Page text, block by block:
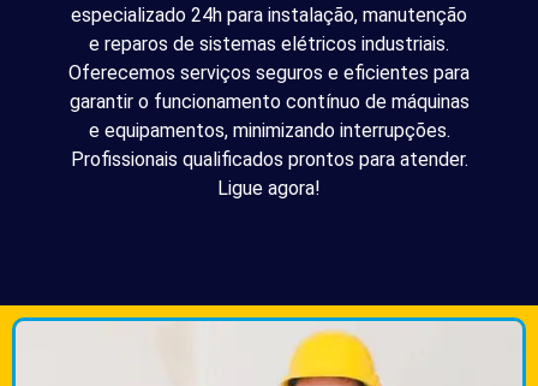
especializado 24h para instalação, manutenção
e reparos de sistemas elétricos industriais.
Oferecemos serviços seguros e eficientes para
garantir o funcionamento contínuo de máquinas
e equipamentos, minimizando interrupções.
Profissionais qualificados prontos para atender.
Ligue agora!